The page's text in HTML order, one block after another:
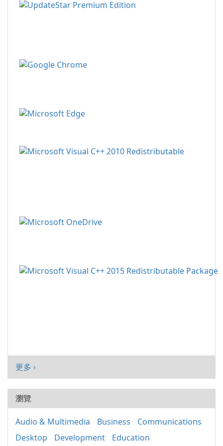
更多 ›
瀏覽
Audio & Multimedia Business
Communications
Desktop
Development Education